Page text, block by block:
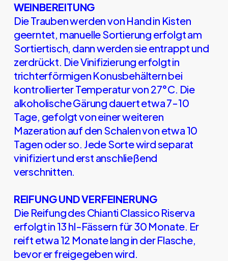
WEINBEREITUNG
Die Trauben werden von Hand in Kisten
geerntet, manuelle Sortierung erfolgt am
Sortiertisch, dann werden sie entrappt und
zerdrückt. Die Vinifizierung erfolgt in
trichterförmigen Konusbehältern bei
kontrollierter Temperatur von 27°C. Die
alkoholische Gärung dauert etwa 7-10
Tage, gefolgt von einer weiteren
Mazeration auf den Schalen von etwa 10
Tagen oder so. Jede Sorte wird separat
vinifiziert und erst anschließend
verschnitten.
REIFUNG UND VERFEINERUNG
Die Reifung des Chianti Classico Riserva
erfolgt in 13 hl-Fässern für 30 Monate. Er
reift etwa 12 Monate lang in der Flasche,
bevor er freigegeben wird.